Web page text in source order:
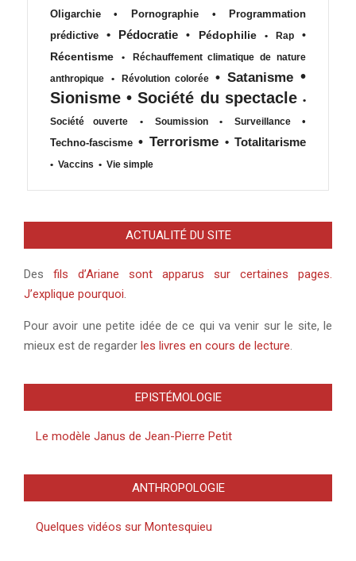
Oligarchie
• Pornographie •
Programmation
prédictive
• Pédocratie • Pédophilie • Rap
•
Récentisme
•
Réchauffement climatique de nature
anthropique
• Révolution colorée • Satanisme •
Sionisme • Société du spectacle •
Société ouverte
• Soumission • Surveillance
•
Techno-fascisme • Terrorisme • Totalitarisme
• Vaccins • Vie simple
ACTUALITÉ DU SITE
Des fils d’Ariane sont apparus sur certaines pages.
J’explique pourquoi.
Pour avoir une petite idée de ce qui va venir sur le site, le
mieux est de regarder les livres en cours de lecture.
EPISTÉMOLOGIE
Le modèle Janus de Jean-Pierre Petit
ANTHROPOLOGIE
Quelques vidéos sur Montesquieu